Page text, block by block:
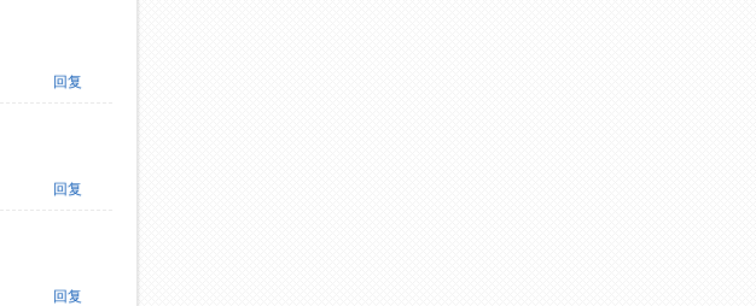
回复
回复
回复